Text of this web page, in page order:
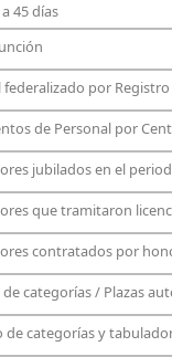
45 días
por
de Personal por
jubilados en el
que tramitaron
contratados por
categorías / Plazas
de categorías y